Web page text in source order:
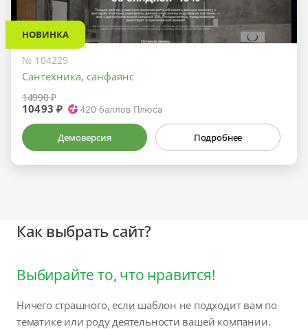
НОВИНКА
№ 104229
Сантехника, санфаянс
14990 ₽
10493 ₽ 420 баллов Плюса
Демоверсия Подробнее
Как выбрать сайт?
Выбирайте то, что нравится!
Ничего страшного, если шаблон не подходит вам по
тематике или роду деятельности вашей компании.